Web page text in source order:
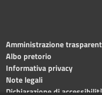
Amministrazione
Albo pretorio
Informativa privacy
Note legali
Dichiarazione di